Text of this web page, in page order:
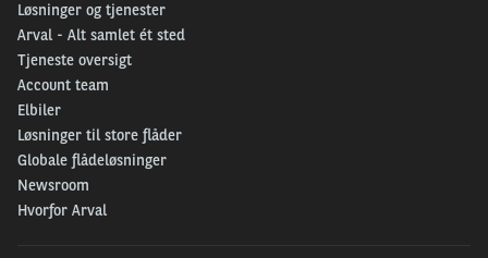
Løsninger og tjenester
Arval - Alt samlet ét sted
Tjeneste oversigt
Account team
Elbiler
Løsninger til store flåder
Globale flådeløsninger
Newsroom
Hvorfor Arval